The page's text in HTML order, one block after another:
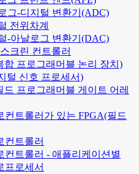
그-디지털 변환기(ADC)
전위차계
-아날로그 변환기(DAC)
크린 컨트롤러
합 프로그래머블 논리 장치)
털 신호 프로세서)
드 프로그래머블 게이트 어레
컨트롤러가 있는 FPGA(필드
컨트롤러
컨트롤러 - 애플리케이션별
프로세서